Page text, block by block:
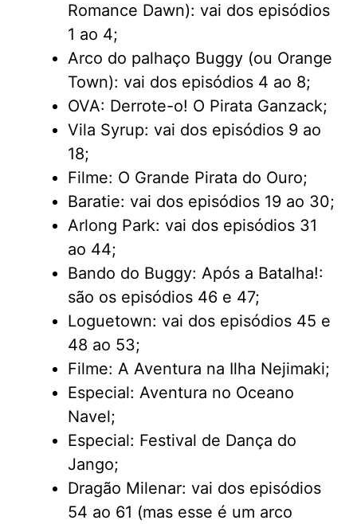
Romance Dawn): vai dos episódios
1 ao 4;
Arco do palhaço Buggy (ou Orange
Town): vai dos episódios 4 ao 8;
OVA: Derrote-o! O Pirata Ganzack;
Vila Syrup: vai dos episódios 9 ao
18;
Filme: O Grande Pirata do Ouro;
Baratie: vai dos episódios 19 ao 30;
Arlong Park: vai dos episódios 31
ao 44;
Bando do Buggy: Após a Batalha!:
são os episódios 46 e 47;
Loguetown: vai dos episódios 45 e
48 ao 53;
Filme: A Aventura na Ilha Nejimaki;
Especial: Aventura no Oceano
Navel;
Especial: Festival de Dança do
Jango;
Dragão Milenar: vai dos episódios
54 ao 61 (mas esse é um arco